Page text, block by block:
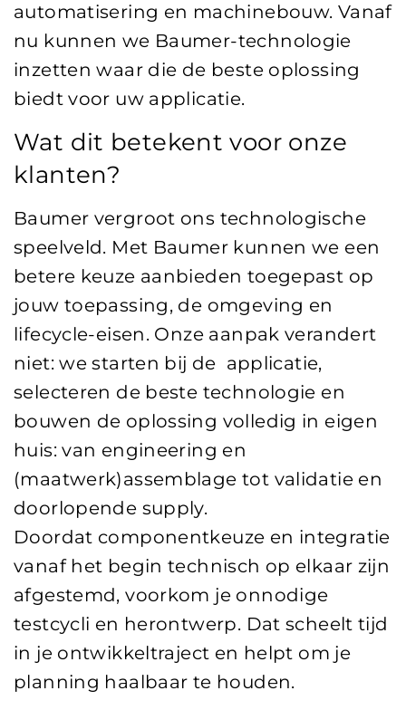
automatisering en machinebouw. Vanaf
nu kunnen we Baumer-technologie
inzetten waar die de beste oplossing
biedt voor uw applicatie.
Wat dit betekent voor onze
klanten?
Baumer vergroot ons technologische
speelveld. Met Baumer kunnen we een
betere keuze aanbieden toegepast op
jouw toepassing, de omgeving en
lifecycle-eisen. Onze aanpak verandert
niet: we starten bij de applicatie,
selecteren de beste technologie en
bouwen de oplossing volledig in eigen
huis: van engineering en
(maatwerk)assemblage tot validatie en
doorlopende supply.
Doordat componentkeuze en integratie
vanaf het begin technisch op elkaar zijn
afgestemd, voorkom je onnodige
testcycli en herontwerp. Dat scheelt tijd
in je ontwikkeltraject en helpt om je
planning haalbaar te houden.